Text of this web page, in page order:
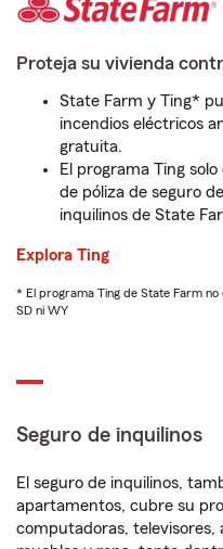
Proteja su vivienda
State Farm y Ting*
incendios eléctricos
gratuita.
El programa Ting
de póliza de seguro
inquilinos de State
Explora Ting
* El programa Ting de State Farm no
SD ni WY
Seguro de inquilinos
El seguro de inquilinos,
apartamentos, cubre su
computadoras, televisores,